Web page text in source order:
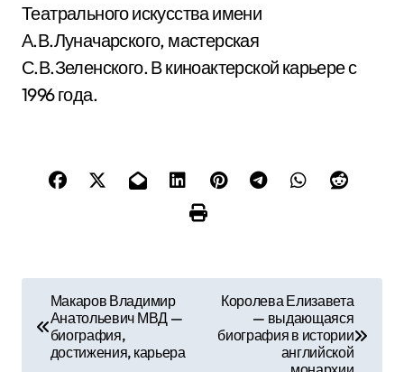
Театрального искусства имени
А.В.Луначарского, мастерская
С.В.Зеленского. В киноактерской карьере с
1996 года.
Макаров Владимир
Анатольевич МВД —
биография,
достижения, карьера
Королева Елизавета
— выдающаяся
биография в истории
английской